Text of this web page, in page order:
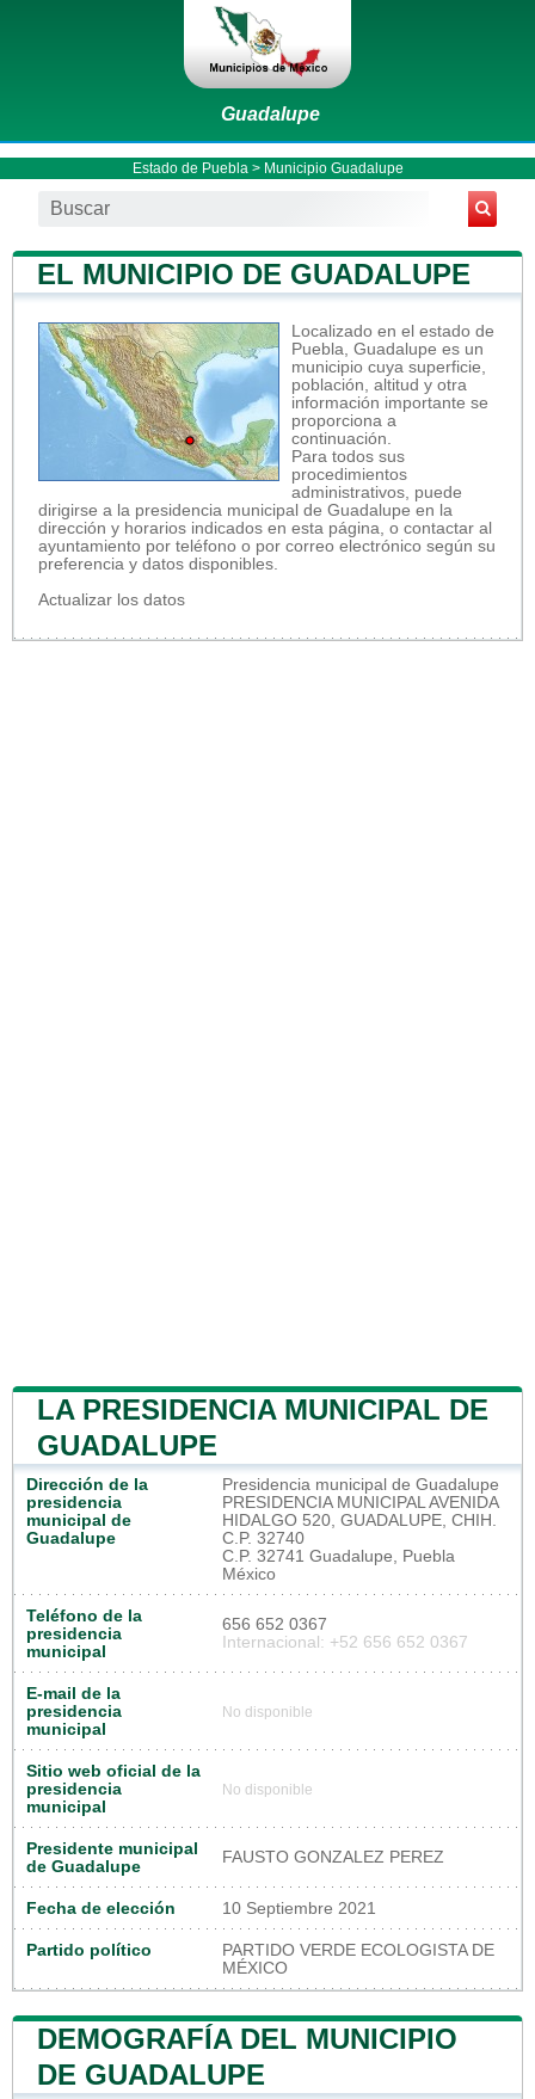
Guadalupe
Estado de Puebla > Municipio Guadalupe
EL MUNICIPIO DE GUADALUPE
Localizado en el estado de
Puebla, Guadalupe es un
municipio cuya superficie,
población, altitud y otra
información importante se
proporciona a
continuación.
Para todos sus
procedimientos
administrativos, puede
dirigirse a la presidencia municipal de Guadalupe en la
dirección y horarios indicados en esta página, o contactar al
ayuntamiento por teléfono o por correo electrónico según su
preferencia y datos disponibles.
Actualizar los datos
LA PRESIDENCIA MUNICIPAL DE
GUADALUPE
Dirección de la
presidencia
municipal de
Guadalupe
Presidencia municipal de Guadalupe
PRESIDENCIA MUNICIPAL AVENIDA
HIDALGO 520, GUADALUPE, CHIH.
C.P. 32740
C.P. 32741 Guadalupe, Puebla
México
Teléfono de la
presidencia
municipal
656 652 0367
Internacional: +52 656 652 0367
E-mail de la
presidencia
municipal
No disponible
Sitio web oficial de la
presidencia
municipal
No disponible
Presidente municipal
de Guadalupe
FAUSTO GONZALEZ PEREZ
Fecha de elección 10 Septiembre 2021
Partido político
PARTIDO VERDE ECOLOGISTA DE
MÉXICO
DEMOGRAFÍA DEL MUNICIPIO
DE GUADALUPE